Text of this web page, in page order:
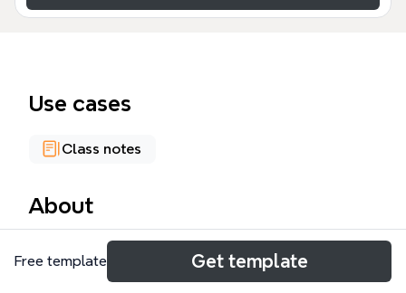
Use cases
Class notes
About
「文章劃重點的原則技巧」這份心智圖模板，專為學
生、教師與自學者設計，涵蓋5大閱讀理解策略（描述
Free template Get template